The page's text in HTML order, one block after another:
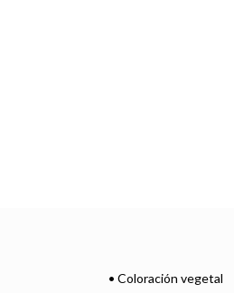
• Coloración vegetal